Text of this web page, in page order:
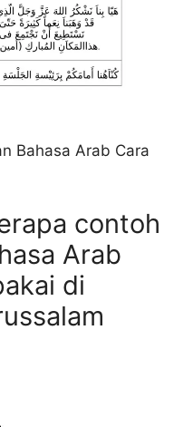
Bahasa Arab Cara
contoh
Arab
di